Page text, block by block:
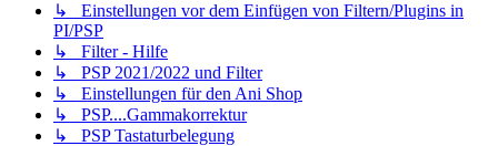
↳ Einstellungen vor dem Einfügen von Filtern/Plugins in
PI/PSP
↳ Filter - Hilfe
↳ PSP 2021/2022 und Filter
↳ Einstellungen für den Ani Shop
↳ PSP....Gammakorrektur
↳ PSP Tastaturbelegung